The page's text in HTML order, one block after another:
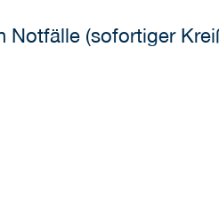
Notfälle (sofortiger